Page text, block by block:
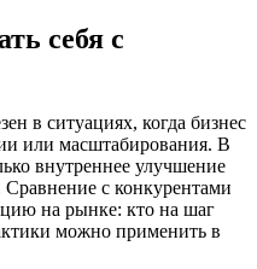
себя с
в ситуациях, когда бизнес
или масштабирования. В
внутреннее улучшение
с конкурентами
на рынке: кто на шаг
можно применить в